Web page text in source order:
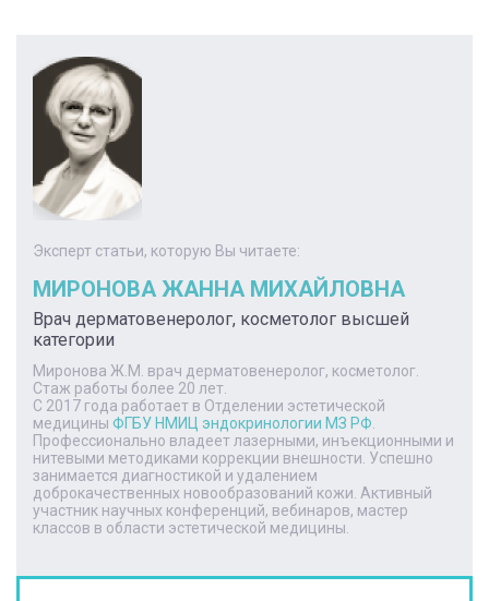
Эксперт статьи, которую Вы читаете:
МИРОНОВА ЖАННА МИХАЙЛОВНА
Врач дерматовенеролог, косметолог высшей
категории
Миронова Ж.М. врач дерматовенеролог, косметолог.
Стаж работы более 20 лет.
С 2017 года работает в Отделении эстетической
медицины ФГБУ НМИЦ эндокринологии МЗ РФ
Профессионально владеет лазерными, инъекционными и
нитевыми методиками коррекции внешности. Успешно
занимается диагностикой и удалением
доброкачественных новообразований кожи. Активный
участник научных конференций, вебинаров, мастер
классов в области эстетической медицины.